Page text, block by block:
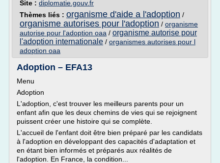
Site : diplomatie.gouv.fr
Thèmes liés : organisme d'aide a l'adoption /
organisme autorises pour l'adoption / organisme
autorise pour l'adoption oaa / organisme autorise pour
l'adoption internationale / organismes autorises pour l
adoption oaa
Adoption – EFA13
Menu
Adoption
L'adoption, c'est trouver les meilleurs parents pour un
enfant afin que les deux chemins de vies qui se rejoignent
puissent créer une histoire qui se complète.
L'accueil de l'enfant doit être bien préparé par les candidats
à l'adoption en développant des capacités d'adaptation et
en étant bien informés et préparés aux réalités de
l'adoption. En France, la condition...